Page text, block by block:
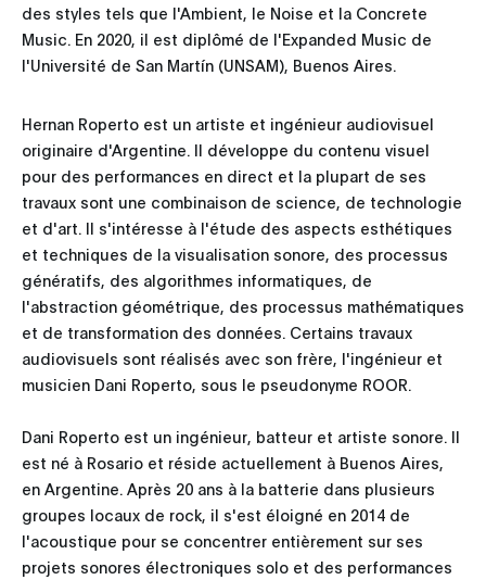
des styles tels que l'Ambient, le Noise et la Concrete
Music. En 2020, il est diplômé de l'Expanded Music de
l'Université de San Martín (UNSAM), Buenos Aires.
Hernan Roperto est un artiste et ingénieur audiovisuel
originaire d'Argentine. Il développe du contenu visuel
pour des performances en direct et la plupart de ses
travaux sont une combinaison de science, de technologie
et d'art. Il s'intéresse à l'étude des aspects esthétiques
et techniques de la visualisation sonore, des processus
génératifs, des algorithmes informatiques, de
l'abstraction géométrique, des processus mathématiques
et de transformation des données. Certains travaux
audiovisuels sont réalisés avec son frère, l'ingénieur et
musicien Dani Roperto, sous le pseudonyme ROOR.
Dani Roperto est un ingénieur, batteur et artiste sonore. Il
est né à Rosario et réside actuellement à Buenos Aires,
en Argentine. Après 20 ans à la batterie dans plusieurs
groupes locaux de rock, il s'est éloigné en 2014 de
l'acoustique pour se concentrer entièrement sur ses
projets sonores électroniques solo et des performances